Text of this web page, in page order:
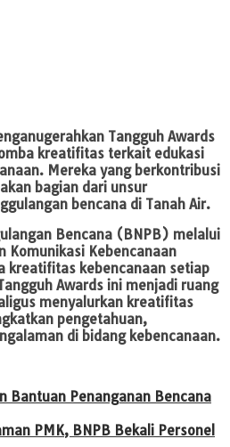
Tangguh Awards
kreatifitas terkait edukasi
Mereka yang berkontribusi
bagian dari unsur
bencana di Tanah Air.
Bencana (BNPB) melalui
Komunikasi Kebencanaan
kreatifitas kebencanaan setiap
Awards ini menjadi ruang
menyalurkan kreatifitas
pengetahuan,
di bidang kebencanaan.
Bantuan Penanganan Bencana
PMK, BNPB Bekali Personel